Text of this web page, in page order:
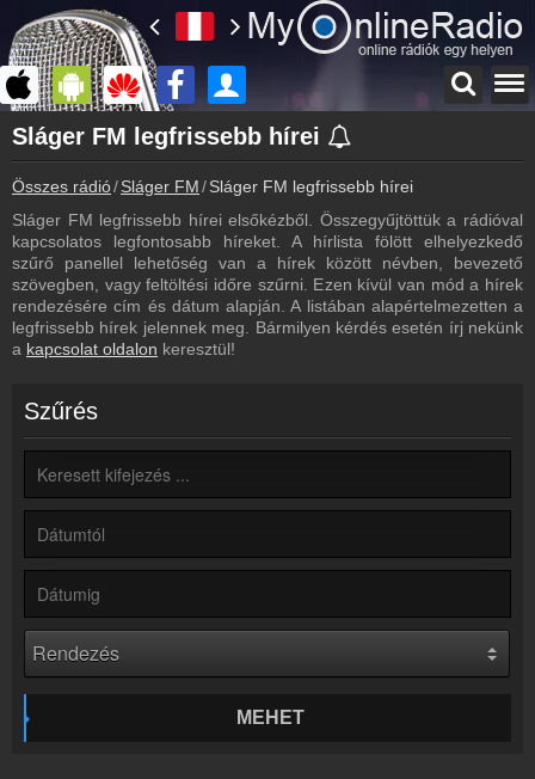
Főoldal
myonlineradio.hu
Sláger FM
Vissza a Sláger FM oldalára
Bejelentkezés
Hozz létre saját fiókot!
Most szól
Tudd meg mi szólt eddig
Frekvenciák
Műsorújság
Kapcsolat
Partnerek
Rádiós partnerek
Online rádió készítés
Sláger FM legfrissebb hírei
Összes rádió Sláger FM
Sláger FM legfrissebb hírei
Sláger FM legfrissebb hírei elsőkézből. Összegyűjtöttük a rádióval
kapcsolatos legfontosabb híreket. A hírlista fölött elhelyezkedő
szűrő panellel lehetőség van a hírek között névben, bevezető
szövegben, vagy feltöltési időre szűrni. Ezen kívül van mód a hírek
rendezésére cím és dátum alapján. A listában alapértelmezetten a
legfrissebb hírek jelennek meg. Bármilyen kérdés esetén írj nekünk
a kapcsolat oldalon keresztül!
Szűrés
MEHET